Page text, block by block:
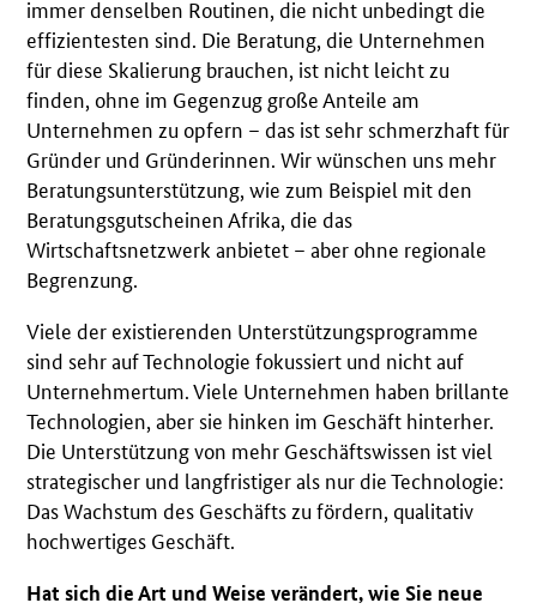
immer denselben Routinen, die nicht unbedingt die
effizientesten sind. Die Beratung, die Unternehmen
für diese Skalierung brauchen, ist nicht leicht zu
finden, ohne im Gegenzug große Anteile am
Unternehmen zu opfern – das ist sehr schmerzhaft für
Gründer und Gründerinnen. Wir wünschen uns mehr
Beratungsunterstützung, wie zum Beispiel mit den
Beratungsgutscheinen Afrika, die das
Wirtschaftsnetzwerk anbietet – aber ohne regionale
Begrenzung.
Viele der existierenden Unterstützungsprogramme
sind sehr auf Technologie fokussiert und nicht auf
Unternehmertum. Viele Unternehmen haben brillante
Technologien, aber sie hinken im Geschäft hinterher.
Die Unterstützung von mehr Geschäftswissen ist viel
strategischer und langfristiger als nur die Technologie:
Das Wachstum des Geschäfts zu fördern, qualitativ
hochwertiges Geschäft.
Hat sich die Art und Weise verändert, wie Sie neue